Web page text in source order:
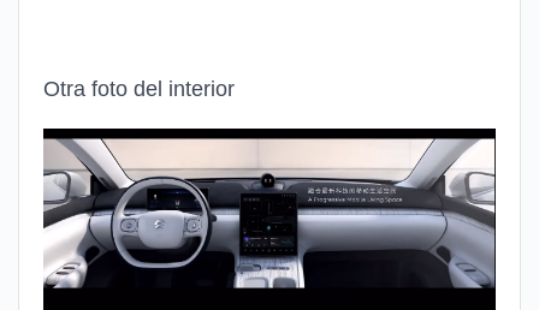
Otra foto del interior